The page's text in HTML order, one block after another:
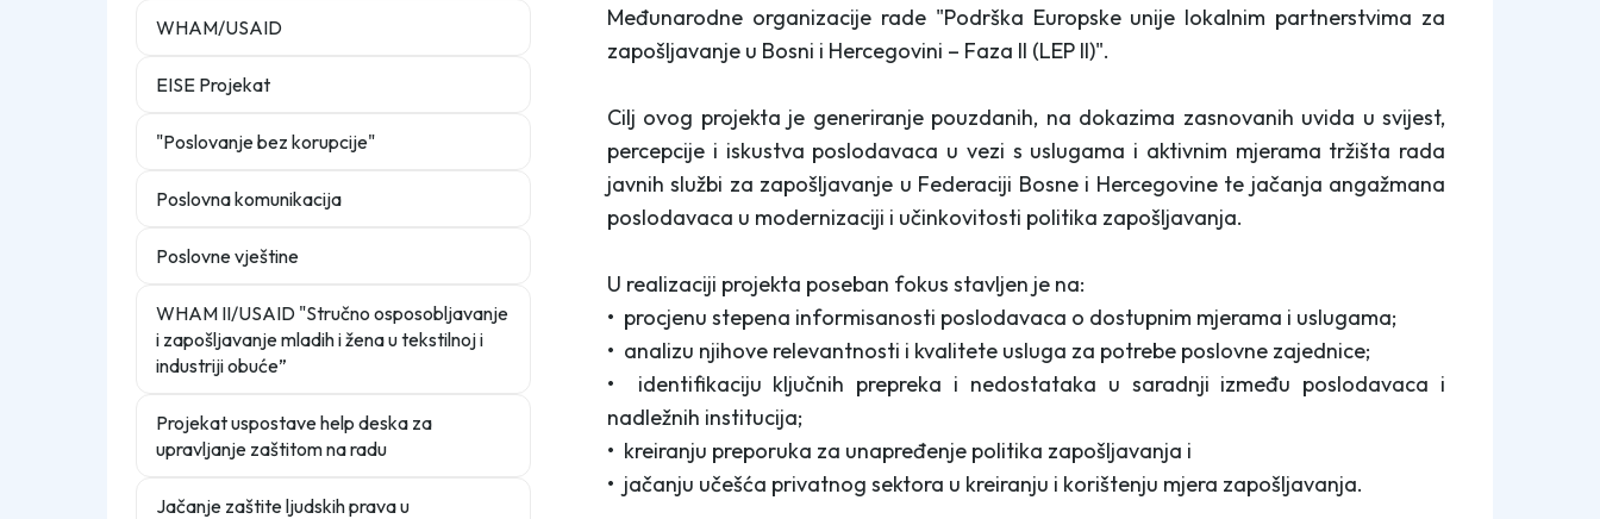
WHAM/USAID
EISE Projekat
"Poslovanje bez korupcije"
Poslovna komunikacija
Poslovne vještine
WHAM II/USAID "Stručno osposobljavanje
i zapošljavanje mladih i žena u tekstilnoj i
industriji obuće”
Projekat uspostave help deska za
upravljanje zaštitom na radu
Jačanje zaštite ljudskih prava u
Međunarodne organizacije rade "Podrška Europske unije lokalnim partnerstvima za
zapošljavanje u Bosni i Hercegovini – Faza II (LEP II)".
Cilj ovog projekta je generiranje pouzdanih, na dokazima zasnovanih uvida u svijest,
percepcije i iskustva poslodavaca u vezi s uslugama i aktivnim mjerama tržišta rada
javnih službi za zapošljavanje u Federaciji Bosne i Hercegovine te jačanja angažmana
poslodavaca u modernizaciji i učinkovitosti politika zapošljavanja.
U realizaciji projekta poseban fokus stavljen je na:
• procjenu stepena informisanosti poslodavaca o dostupnim mjerama i uslugama;
• analizu njihove relevantnosti i kvalitete usluga za potrebe poslovne zajednice;
• identifikaciju ključnih prepreka i nedostataka u saradnji između poslodavaca i
nadležnih institucija;
• kreiranju preporuka za unapređenje politika zapošljavanja i
• jačanju učešća privatnog sektora u kreiranju i korištenju mjera zapošljavanja.